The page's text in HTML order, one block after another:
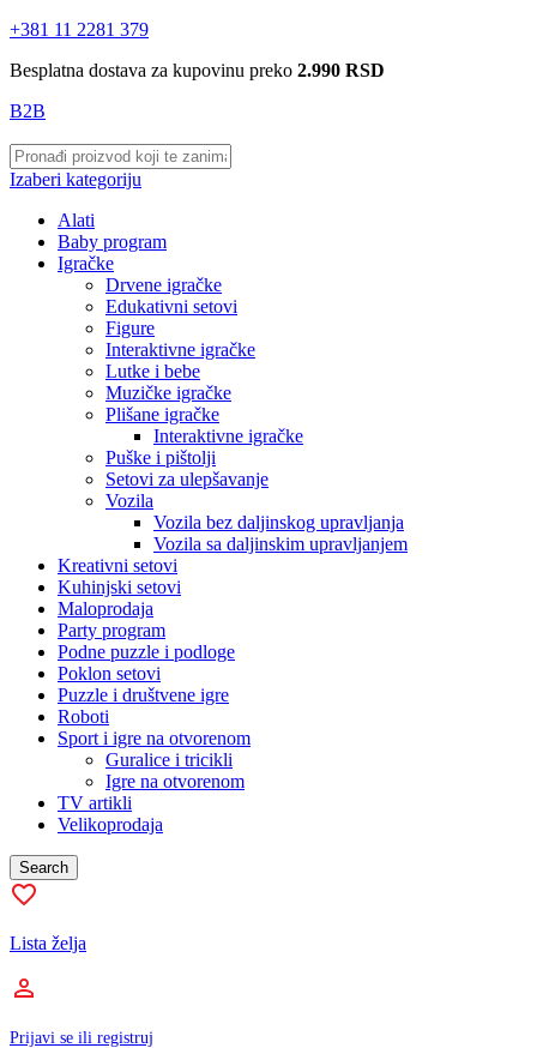
+381 11 2281 379
Besplatna dostava za kupovinu preko 2.990 RSD
B2B
Izaberi kategoriju
Alati
Baby program
Igračke
Drvene igračke
Edukativni setovi
Figure
Interaktivne igračke
Lutke i bebe
Muzičke igračke
Plišane igračke
Interaktivne igračke
Puške i pištolji
Setovi za ulepšavanje
Vozila
Vozila bez daljinskog upravljanja
Vozila sa daljinskim upravljanjem
Kreativni setovi
Kuhinjski setovi
Maloprodaja
Party program
Podne puzzle i podloge
Poklon setovi
Puzzle i društvene igre
Roboti
Sport i igre na otvorenom
Guralice i tricikli
Igre na otvorenom
TV artikli
Velikoprodaja
Search
Lista želja
Prijavi se ili registruj